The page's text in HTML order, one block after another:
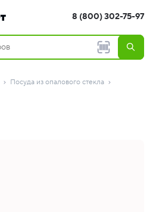
8 (800) 302-75-97
Посуда из опалового стекла